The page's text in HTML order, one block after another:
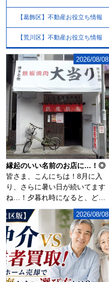
【葛飾区】不動産お役立ち情報
【荒川区】不動産お役立ち情報
縁起のいい名前のお店に…！◎
皆さま、こんにちは！8月に入
り、さらに暑い日が続いてます
ね…！夕暮れ時になると、どこ
からともなく花火...
2026/08/08
2026/08/08